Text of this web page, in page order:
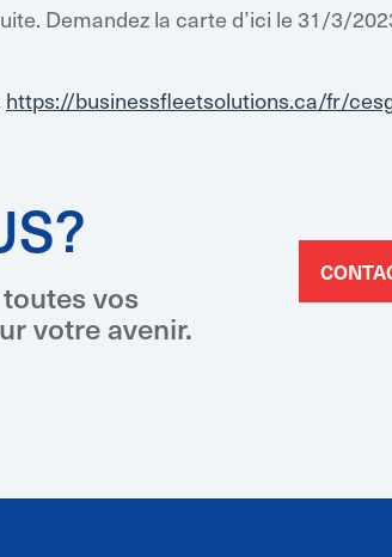
Demandez la carte d’ici le 31/3/
https://businessfleetsolutions.ca/fr/
vos
votre avenir.